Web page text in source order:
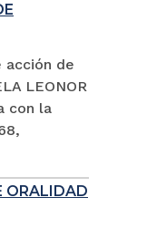
acción de
LEONOR
con la
ORALIDAD